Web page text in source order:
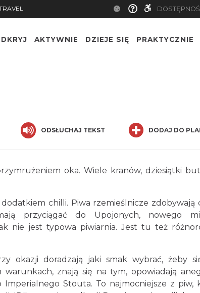
AKTYWNIE DZIEJE SIĘ PRAKTYCZNIE
ODSŁUCHAJ TEKST DODAJ DO
oka. Wiele kranów, dziesiątki
chilli. Piwa rzemieślnicze zdobywają
przyciągać do Upojonych, nowego
nie jest typowa piwiarnia. Jest tu też
okazji doradzają jaki smak wybrać, żeby
znają się na tym, opowiadają
Imperialnego Stouta. To najmocniejsze z piw,